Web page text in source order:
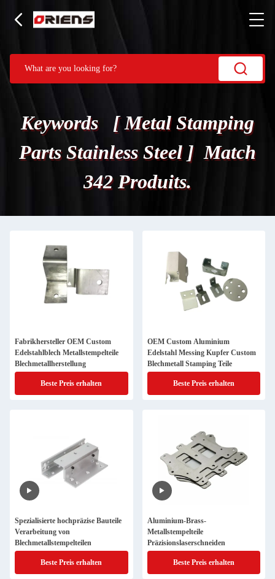
Keywords [ Metal Stamping
Parts Stainless Steel ] Match
342 Produits.
Fabrikhersteller OEM Custom
Edelstahlblech Metallstempelteile
Blechmetallherstellung
Beste Preis erhalten
OEM Custom Aluminium
Edelstahl Messing Kupfer Custom
Blechmetall Stamping Teile
Beste Preis erhalten
Spezialisierte hochpräzise Bauteile
Verarbeitung von
Blechmetallstempelteilen
Beste Preis erhalten
Aluminium-Brass-
Metallstempelteile
Präzisionslaserschneiden
Beste Preis erhalten